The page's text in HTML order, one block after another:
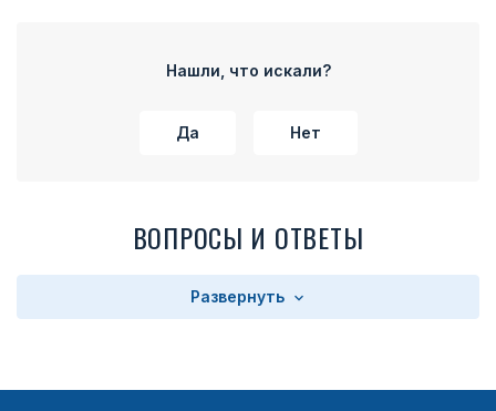
Нашли, что искали?
Да Нет
ВОПРОСЫ И ОТВЕТЫ
Развернуть